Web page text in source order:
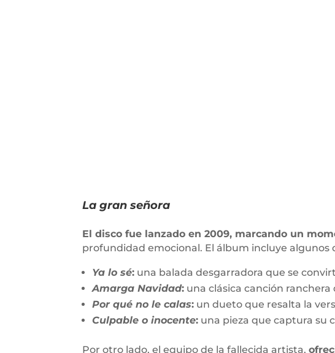
La gran señora
El disco fue lanzado en 2009, marcando un
profundidad emocional. El álbum incluye algunos
Ya lo sé: una balada desgarradora que se
Amarga Navidad: una clásica canción
Por qué no le calas: un dueto que resalta la
Culpable o inocente: una pieza que captura su
Por otro lado, el equipo de la fallecida artista,